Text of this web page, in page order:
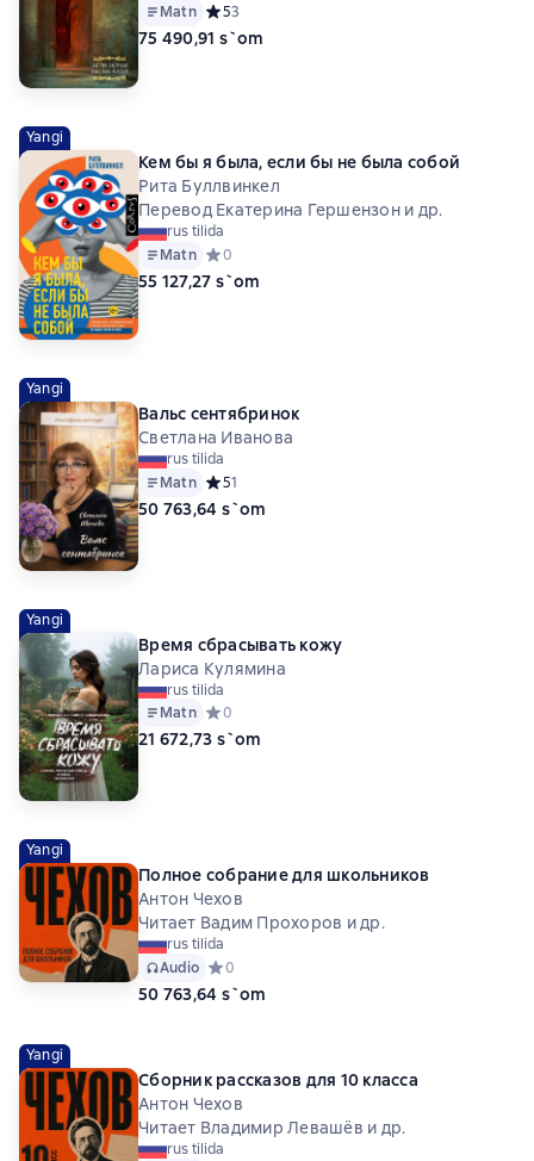
Matn Средний рейтинг 5 на основе 3 оценок
53
75 490,91 s`om
Yangi
Кем бы я была, если бы не была собой
Рита Буллвинкел
Перевод Екатерина Гершензон и др.
rus tilida
Matn Средний рейтинг 0 на основе 0 оценок
0
55 127,27 s`om
Yangi
Вальс сентябринок
Светлана Иванова
rus tilida
Matn Средний рейтинг 5 на основе 1 оценок
51
50 763,64 s`om
Yangi
Время сбрасывать кожу
Лариса Кулямина
rus tilida
Matn Средний рейтинг 0 на основе 0 оценок
0
21 672,73 s`om
Yangi
Полное собрание для школьников
Антон Чехов
Читает Вадим Прохоров и др.
rus tilida
Audio Средний рейтинг 0 на основе 0 оценок
0
50 763,64 s`om
Yangi
Сборник рассказов для 10 класса
Антон Чехов
Читает Владимир Левашёв и др.
rus tilida